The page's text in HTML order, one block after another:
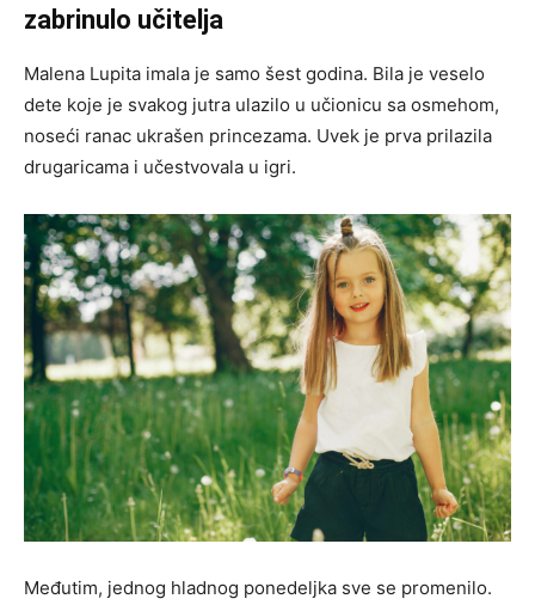
zabrinulo učitelja
Malena Lupita imala je samo šest godina. Bila je veselo
dete koje je svakog jutra ulazilo u učionicu sa osmehom,
noseći ranac ukrašen princezama. Uvek je prva prilazila
drugaricama i učestvovala u igri.
Međutim, jednog hladnog ponedeljka sve se promenilo.